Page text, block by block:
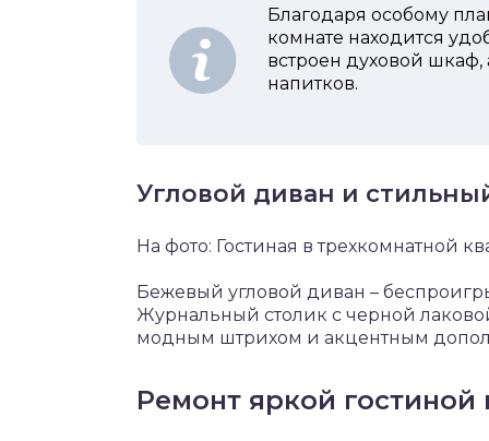
Благодаря особому
комнате находится
встроен духовой
напитков.
Угловой диван и
На фото: Гостиная в трехкомнатной
Бежевый угловой диван –
Журнальный столик с черной
модным штрихом и акцентным
Ремонт яркой гостиной